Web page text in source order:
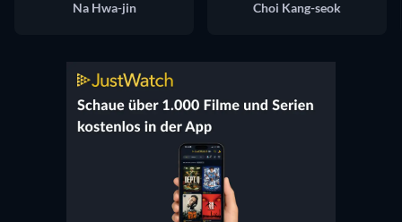
Na Hwa-jin
Choi Kang-seok